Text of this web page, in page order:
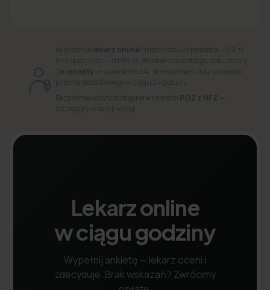
Ile kosztujelekarz online ? Internista lub pediatra — 89 zł.
Inni specjaliści — od 99 zł. W cenie konsultacja, dokumenty
( e recepty , e-zwolnienie L4, skierowanie) oraz prawo do
pytania dodatkowego w ciągu 24 godzin.
Bezpłatne wizyty dostępne w ramach POZ z NFZ
szczegóły w sekcji wyżej.
Lekarz online
w ciągu godziny
Wypełnij ankietę — lekarz oceni i
zdecyduje. Brak wskazań? Zwrócimy